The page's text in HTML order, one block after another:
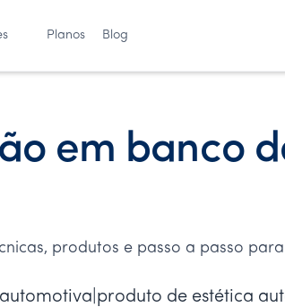
Planos Blog
em banco
produtos e passo a passo
de estética